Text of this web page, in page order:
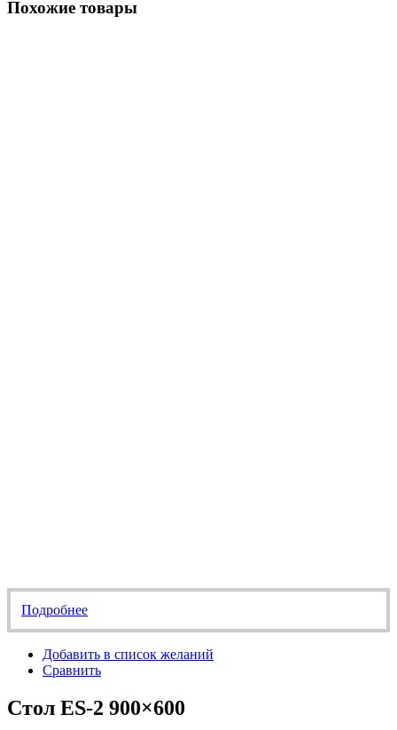
Похожие товары
Подробнее
Добавить в список желаний
Сравнить
Стол ES-2 900×600